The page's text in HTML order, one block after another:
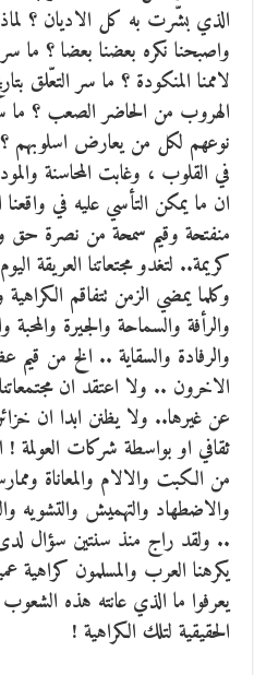
الذي بشّرت به كل الاديان ؟
واصبحنا نكره بعضنا بعضا ؟ ما
لاممنا المنكودة ؟ ما سر التعّلق
الهروب من الحاضر الصعب ؟ ما
نوعهم لكل من يعارض اسلوبهم
في القلوب ، وغابت المحاسنة
ان ما يمكن التأسي عليه في واقعنا
منفتحة وقيم سمحة من نصرة حق
كريمة.. لتغدو مجتعاتنا العريقة
وكلما يمضي الزمن تتفاقم
والرأفة والسماحة والجيرة
والرفادة والسقاية .. الخ من قيم
الاخرون .. ولا اعتقد ان
عن غيرها.. ولا يظنن ابدا ان
ثقافي او بواسطة شركات العولمة !
من الكبت والالام والمعاناة
والاضطهاد والتهميش والتشويه
.. ولقد راج منذ سنتين سؤال لدى
يكرهنا العرب والمسلمون كراهية
يعرفوا ما الذي عانته هذه
الحقيقية لتلك الكراهية !